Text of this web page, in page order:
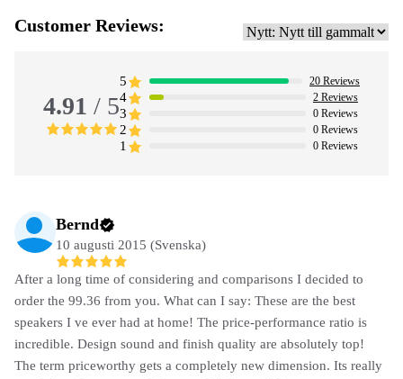
Customer Reviews:
4.91 / 5
5 20 Reviews
4 2 Reviews
3 0 Reviews
2 0 Reviews
1 0 Reviews
Bernd
10 augusti 2015 (Svenska)
After a long time of considering and comparisons I decided to
order the 99.36 from you. What can I say: These are the best
speakers I ve ever had at home! The price-performance ratio is
incredible. Design sound and finish quality are absolutely top!
The term priceworthy gets a completely new dimension. Its really